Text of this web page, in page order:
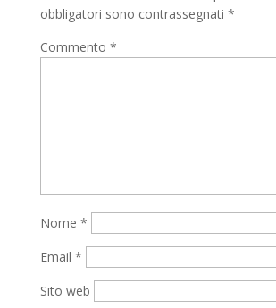
obbligatori sono contrassegnati *
Commento *
Nome *
Email *
Sito web